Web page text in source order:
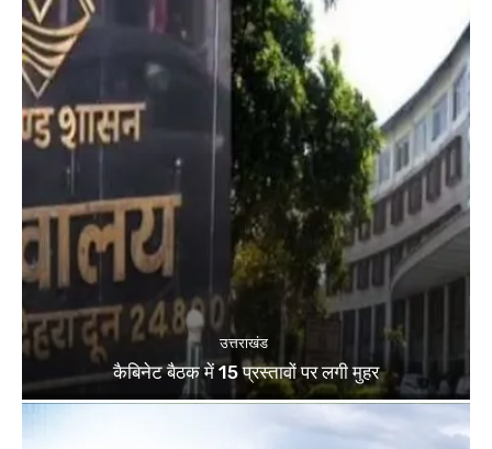
उत्तराखंड
कैबिनेट बैठक में 15 प्रस्तावों पर लगी मुहर